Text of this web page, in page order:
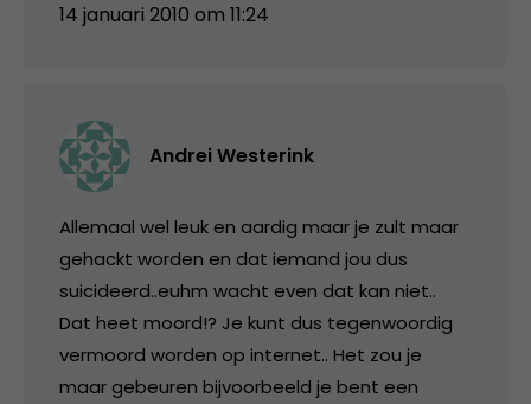
14 januari 2010 om 11:24
Andrei Westerink
Allemaal wel leuk en aardig maar je zult maar
gehackt worden en dat iemand jou dus
suicideerd..euhm wacht even dat kan niet..
Dat heet moord!? Je kunt dus tegenwoordig
vermoord worden op internet.. Het zou je
maar gebeuren bijvoorbeeld je bent een